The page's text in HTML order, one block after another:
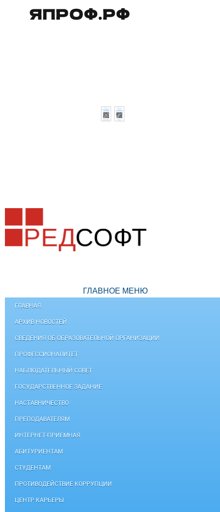
ГЛАВНОЕ МЕНЮ
ГЛАВНАЯ
АРХИВ НОВОСТЕЙ
СВЕДЕНИЯ ОБ ОБРАЗОВАТЕЛЬНОЙ ОРГАНИЗАЦИИ
ПРОФЕССИОНАЛИТЕТ
НАБЛЮДАТЕЛЬНЫЙ СОВЕТ
ГОСУДАРСТВЕННОЕ ЗАДАНИЕ
НАСТАВНИЧЕСТВО
ПРЕПОДАВАТЕЛЯМ
ИНТЕРНЕТ-ПРИЕМНАЯ
АБИТУРИЕНТАМ
СТУДЕНТАМ
ПРОТИВОДЕЙСТВИЕ КОРРУПЦИИ
ЦЕНТР КАРЬЕРЫ